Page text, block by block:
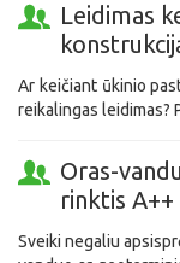
Leidimas
Ar keičiant ūkinio
reikalingas leidimas?
Oras-
rinktis A++
Sveiki negaliu